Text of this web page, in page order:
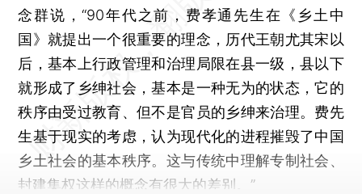
念群说，“90年代之前，费孝通先生在《乡土中
国》就提出一个很重要的理念，历代王朝尤其宋以
后，基本上行政管理和治理局限在县一级，县以下
就形成了乡绅社会，基本是一种无为的状态，它的
秩序由受过教育、但不是官员的乡绅来治理。费先
生基于现实的考虑，认为现代化的进程摧毁了中国
乡土社会的基本秩序。这与传统中理解专制社会、
封建集权这样的概念有很大的差别。”